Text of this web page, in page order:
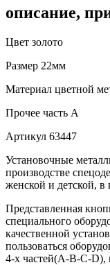
описание,
Цвет золото
Размер 22мм
Материал цветной
Прочее часть A
Артикул 63447
Установочные
производстве
женской и детской, в
Представленная
специального
качественной
пользоваться
4-х частей(А-В-С-D),